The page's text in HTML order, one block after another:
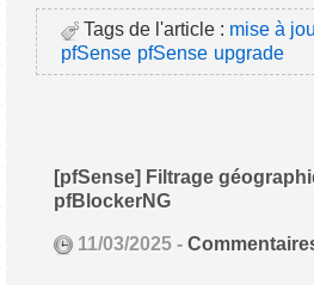
Tags de l'article : mise à
pfSense pfSense upgrade
[pfSense] Filtrage
pfBlockerNG
11/03/2025 -